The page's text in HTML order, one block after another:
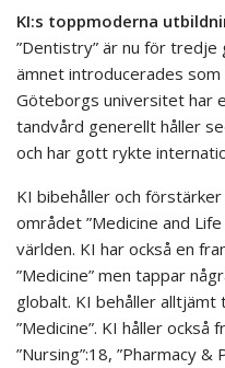
KI:s toppmoderna
”Dentistry” är nu för
ämnet introducerades
Göteborgs universitet har
tandvård generellt håller
och har gott rykte
KI bibehåller och
området ”Medicine and
världen. KI har också en
”Medicine” men tappar
globalt. KI behåller alltjämt
”Medicine”. KI håller också
”Nursing”:18, ”Pharmacy &